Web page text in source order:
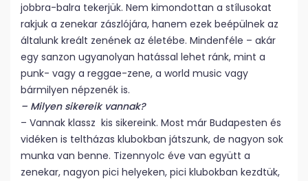
jobbra-balra tekerjük. Nem kimondottan a stílusokat
rakjuk a zenekar zászlójára, hanem ezek beépülnek az
általunk kreált zenének az életébe. Mindenféle – akár
egy sanzon ugyanolyan hatással lehet ránk, mint a
punk- vagy a reggae-zene, a world music vagy
bármilyen népzenék is.
– Milyen sikereik vannak?
– Vannak klassz kis sikereink. Most már Budapesten és
vidéken is teltházas klubokban játszunk, de nagyon sok
munka van benne. Tizennyolc éve van együtt a
zenekar, nagyon pici helyeken, pici klubokban kezdtük,